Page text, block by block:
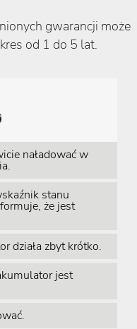
gwarancji może
od 1 do 5 lat.
naładować w
stanu
że jest
działa zbyt krótko.
jest